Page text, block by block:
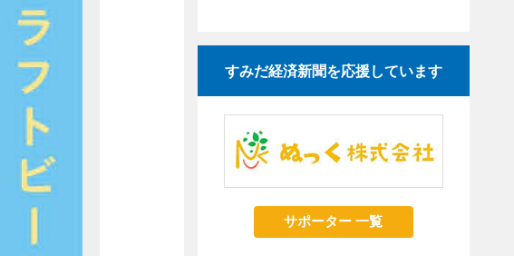
すみだ経済新聞を応援しています
サポーター 一覧